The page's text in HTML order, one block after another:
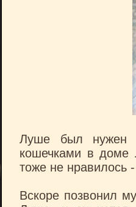
Луше был нужен
кошечками в доме
тоже не нравилось
Вскоре позвонил